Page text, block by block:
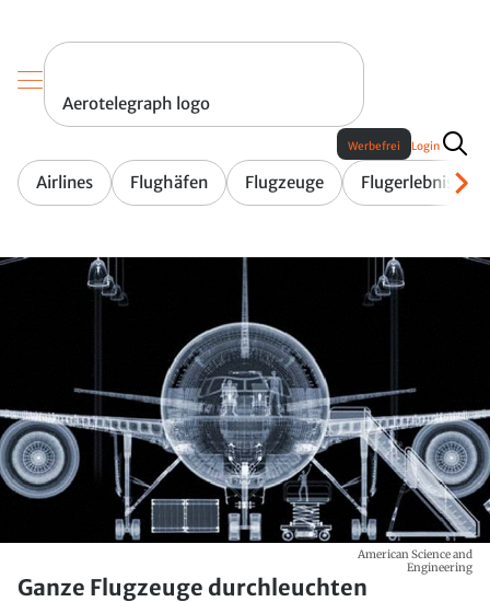
Aerotelegraph logo
Airlines Flughäfen Flugzeuge Flugerlebnis
Werbefrei Login
American Science and
Engineering
Ganze Flugzeuge durchleuchten